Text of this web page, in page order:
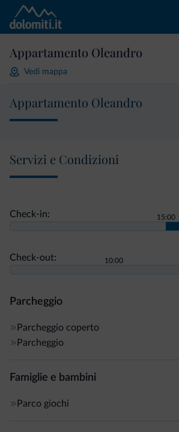
Appartamento Oleandro
Vedi mappa
Appartamento Oleandro
Servizi e Condizioni
Check-in: 15:00
Check-out: 10:00
Parcheggio
Parcheggio coperto
Parcheggio
Famiglie e bambini
Parco giochi